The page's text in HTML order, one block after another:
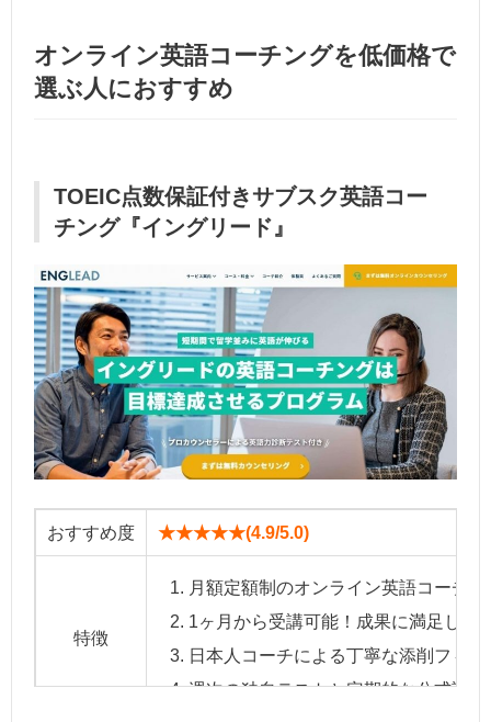
オンライン英語コーチングを低価格で
選ぶ人におすすめ
TOEIC点数保証付きサブスク英語コー
チング『イングリード』
おすすめ度 ★★★★★(4.9/5.0)
特徴
月額定額制のオンライン英語コーチン
1ヶ月から受講可能！成果に満足した
日本人コーチによる丁寧な添削フィ
週次の独自テストと定期的な公式試